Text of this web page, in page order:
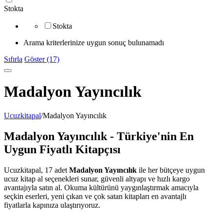
Stokta
Stokta
Arama kriterlerinize uygun sonuç bulunamadı
Sıfırla Göster (17)
Madalyon Yayıncılık
Ucuzkitapal/Madalyon Yayıncılık
Madalyon Yayıncılık - Türkiye'nin En
Uygun Fiyatlı Kitapçısı
Ucuzkitapal, 17 adet Madalyon Yayıncılık ile her bütçeye uygun
ucuz kitap al seçenekleri sunar, güvenli altyapı ve hızlı kargo
avantajıyla satın al. Okuma kültürünü yaygınlaştırmak amacıyla
seçkin eserleri, yeni çıkan ve çok satan kitapları en avantajlı
fiyatlarla kapınıza ulaştırıyoruz.